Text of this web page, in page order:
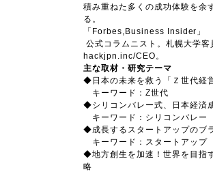
積み重ねた多くの成功体験を余
る。
「Forbes,Business Insider」
公式コラムニスト。札幌大学客
hackjpn.inc/CEO。
主な取材・研究テーマ
◆日本の未来を救う「Ｚ世代経
キーワード：Z世代
◆シリコンバレー式、日本経済
キーワード：シリコンバレー
◆成長するスタートアップのブ
キーワード：スタートアップ
◆地方創生を加速！世界を目指
略